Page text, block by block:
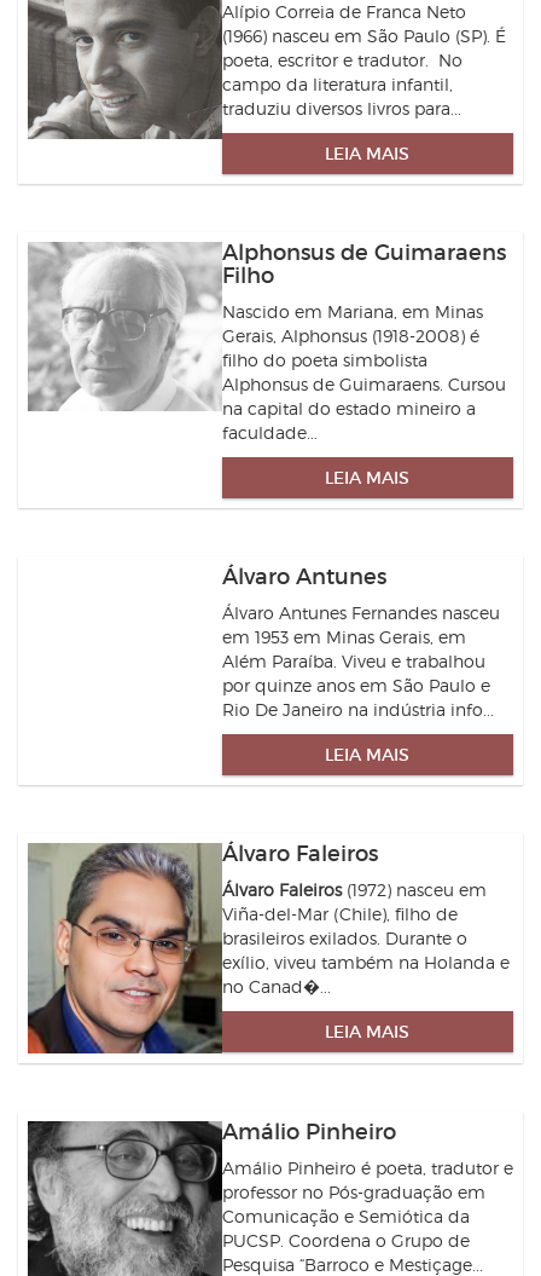
Alípio Correia de Franca Neto
(1966) nasceu em São Paulo (SP). É
poeta, escritor e tradutor. No
campo da literatura infantil,
traduziu diversos livros para...
LEIA MAIS
Alphonsus de Guimaraens
Filho
Nascido em Mariana, em Minas
Gerais, Alphonsus (1918-2008) é
filho do poeta simbolista
Alphonsus de Guimaraens. Cursou
na capital do estado mineiro a
faculdade...
LEIA MAIS
Álvaro Antunes
Álvaro Antunes Fernandes nasceu
em 1953 em Minas Gerais, em
Além Paraíba. Viveu e trabalhou
por quinze anos em São Paulo e
Rio De Janeiro na indústria info...
LEIA MAIS
Álvaro Faleiros
Álvaro Faleiros(1972) nasceu em
Viña-del-Mar (Chile), filho de
brasileiros exilados. Durante o
exílio, viveu também na Holanda e
no Canad�...
LEIA MAIS
Amálio Pinheiro
Amálio Pinheiro é poeta, tradutor e
professor no Pós-graduação em
Comunicação e Semiótica da
PUCSP. Coordena o Grupo de
Pesquisa “Barroco e Mestiçage...